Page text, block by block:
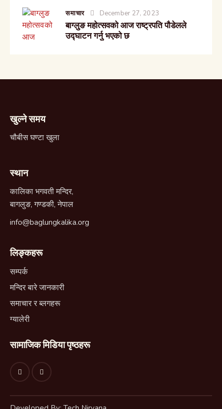
समाचार December 27, 2023
बाग्लुङ महोत्सवको आज राष्ट्रपति पौडेलले
उद्घाटन गर्नु भएको छ
खुल्ने समय
चौबीस घण्टा खुला
स्थान
कालिका भगवती मन्दिर,
बागलुङ, गण्डकी, नेपाल
info@baglungkalika.org
लिङ्कहरू
सम्पर्क
मन्दिर बारे जानकारी
समाचार र ब्लगहरू
ग्यालेरी
सामाजिक मिडिया पृष्ठहरू